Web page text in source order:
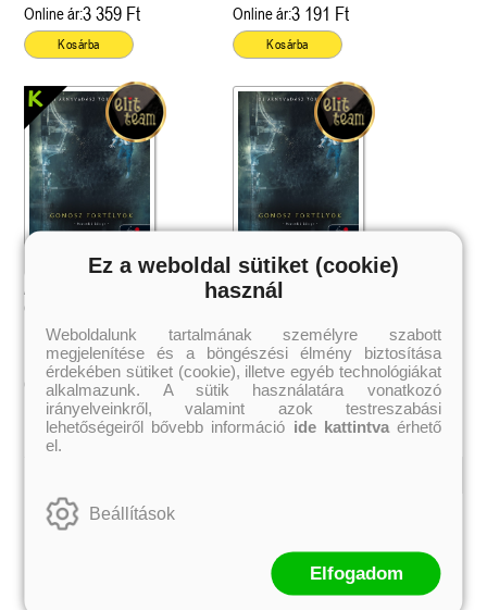
Online ár:3 359 Ft
Kosárba
Online ár:3 191 Ft
Kosárba
Árnyak ura (Gonosz fortélyok 2.)
Cassandra Clare
Online ár:4 199 Ft
Árnyak ura (Gonosz fortélyok 2.)
Online ár:4 031 Ft
Kosárba
Kiemelt szerzőink
Ashley Carrigan
Benina
Bessenyei Gábor
Ez a weboldal sütiket (cookie)
használ
Weboldalunk tartalmának személyre szabott
megjelenítése és a böngészési élmény biztosítása
érdekében sütiket (cookie), illetve egyéb technológiákat
alkalmazunk. A sütik használatára vonatkozó
irányelveinkről, valamint azok testreszabási
lehetőségeiről bővebb információ ide kattintvaérhető
el.
Beállítások
Elfogadom